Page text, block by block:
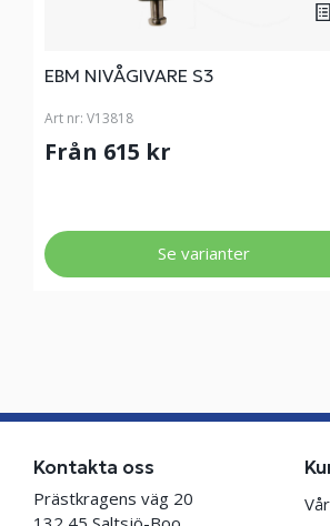
EBM NIVÅGIVARE S3
Art nr: V13818
Från 615 kr
Se varianter
Kontakta oss
Prästkragens väg 20